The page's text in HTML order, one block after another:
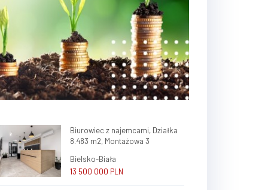
Biurowiec z najemcami, Działka
8.483 m2, Montażowa 3
Bielsko-Biała
13 500 000 PLN